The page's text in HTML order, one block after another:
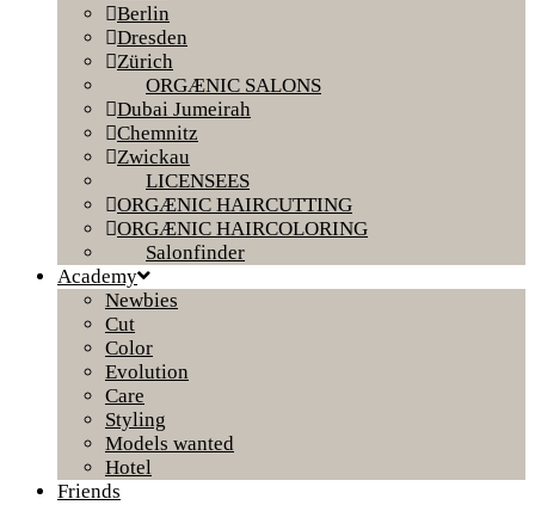
Berlin
Dresden
Zürich
ORGÆNIC SALONS
Dubai Jumeirah
Chemnitz
Zwickau
LICENSEES
ORGÆNIC HAIRCUTTING
ORGÆNIC HAIRCOLORING
Salonfinder
Academy
Newbies
Cut
Color
Evolution
Care
Styling
Models wanted
Hotel
Friends